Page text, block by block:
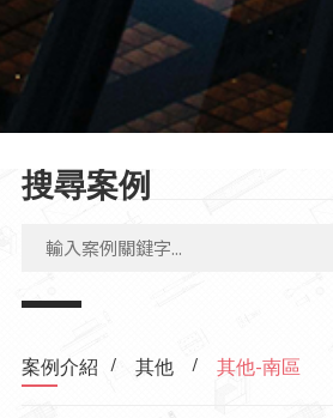
搜尋案例
案例介紹 / 其他 / 其他-南區